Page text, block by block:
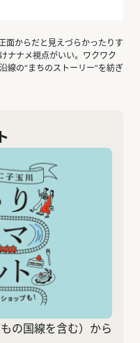
面からだと見えづらかったりす
ナナメ視点がいい。ワクワク
線の“まちのストーリー”を紡ぎ
の国線を含む）から